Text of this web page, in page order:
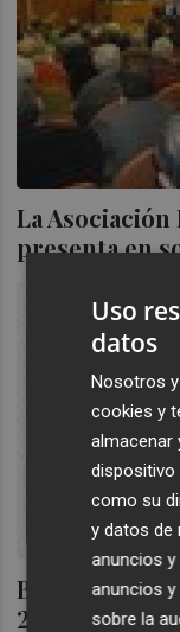
La Asociación
presenta en
Banco de
2011
Uso
datos
Nosotros
cookies y
almacenar
dispositivo
como su
y datos de
anuncios
anuncios
sobre la